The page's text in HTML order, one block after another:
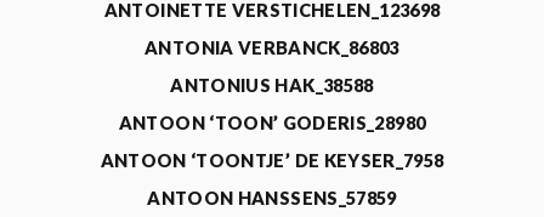
ANTOINETTE VERSTICHELEN_123698
ANTONIA VERBANCK_86803
ANTONIUS HAK_38588
ANTOON ‘TOON’ GODERIS_28980
ANTOON ‘TOONTJE’ DE KEYSER_7958
ANTOON HANSSENS_57859